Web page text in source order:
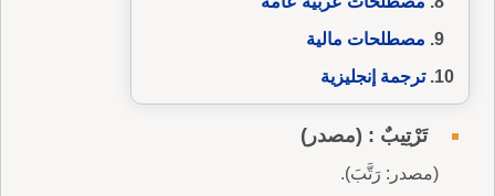
مصطلحات مالية
ترجمة إنجليزية
تَرْتِيبٌ : (مصدر)
(مصدر: رَتَّبَ).